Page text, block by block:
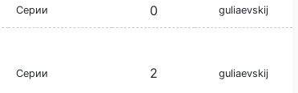
Серии 0 guliaevskij
Серии 2 guliaevskij